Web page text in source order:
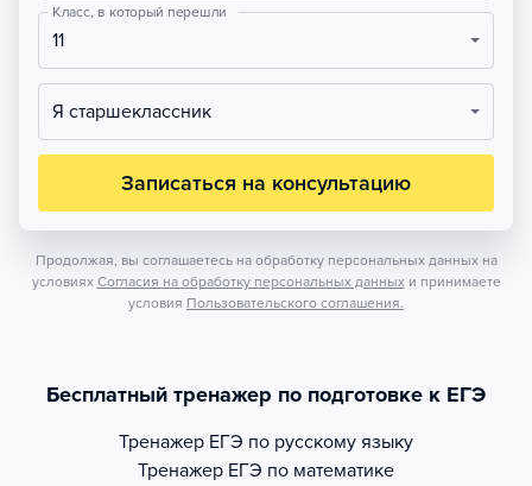
Класс, в который перешли
11
Я старшеклассник
Записаться на консультацию
Продолжая, вы соглашаетесь на обработку персональных данных на
условиях Согласия на обработку персональных данных и принимаете
условия Пользовательского соглашения.
Бесплатный тренажер по подготовке к ЕГЭ
Тренажер ЕГЭ по русскому языку
Тренажер ЕГЭ по математике